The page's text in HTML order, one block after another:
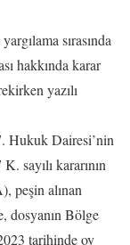
sırasında
hakkında karar
yazılı
Hukuk Dairesi’nin
sayılı kararının
peşin alınan
dosyanın Bölge
tarihinde oy